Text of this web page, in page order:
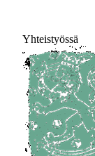
Yhteistyössä